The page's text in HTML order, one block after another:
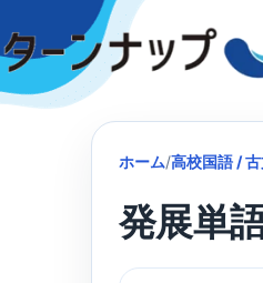
to
content
ホーム/高校国語 /
発展単